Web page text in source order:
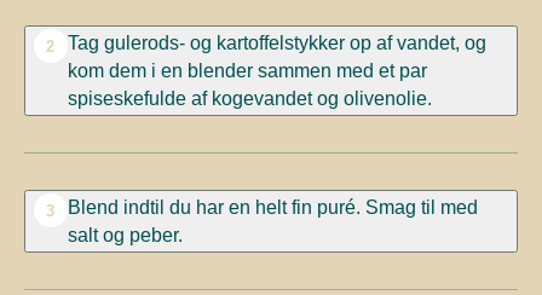
2
Tag gulerods- og kartoffelstykker op af vandet, og
kom dem i en blender sammen med et par
spiseskefulde af kogevandet og olivenolie.
3
Blend indtil du har en helt fin puré. Smag til med
salt og peber.